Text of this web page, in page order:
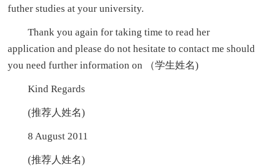
futher studies at your university.
Thank you again for taking time to read her
application and please do not hesitate to contact me should
you need further information on （学生姓名)
Kind Regards
(推荐人姓名)
8 August 2011
(推荐人姓名)